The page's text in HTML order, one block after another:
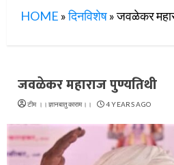
HOME »दिनविशेष»जवळेकर
जवळेकर महाराज पुण्यतिथी
टीम ।।ज्ञानबातुकाराम।। 4 YEARS AGO